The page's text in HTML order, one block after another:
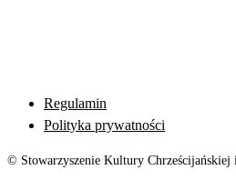
Regulamin
Polityka prywatności
© Stowarzyszenie Kultury